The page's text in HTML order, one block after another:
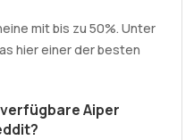
mit bis zu 50%. Unter
hier einer der besten
Aiper